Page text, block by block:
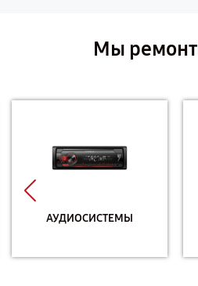
Мы
АУДИОСИСТЕМЫ